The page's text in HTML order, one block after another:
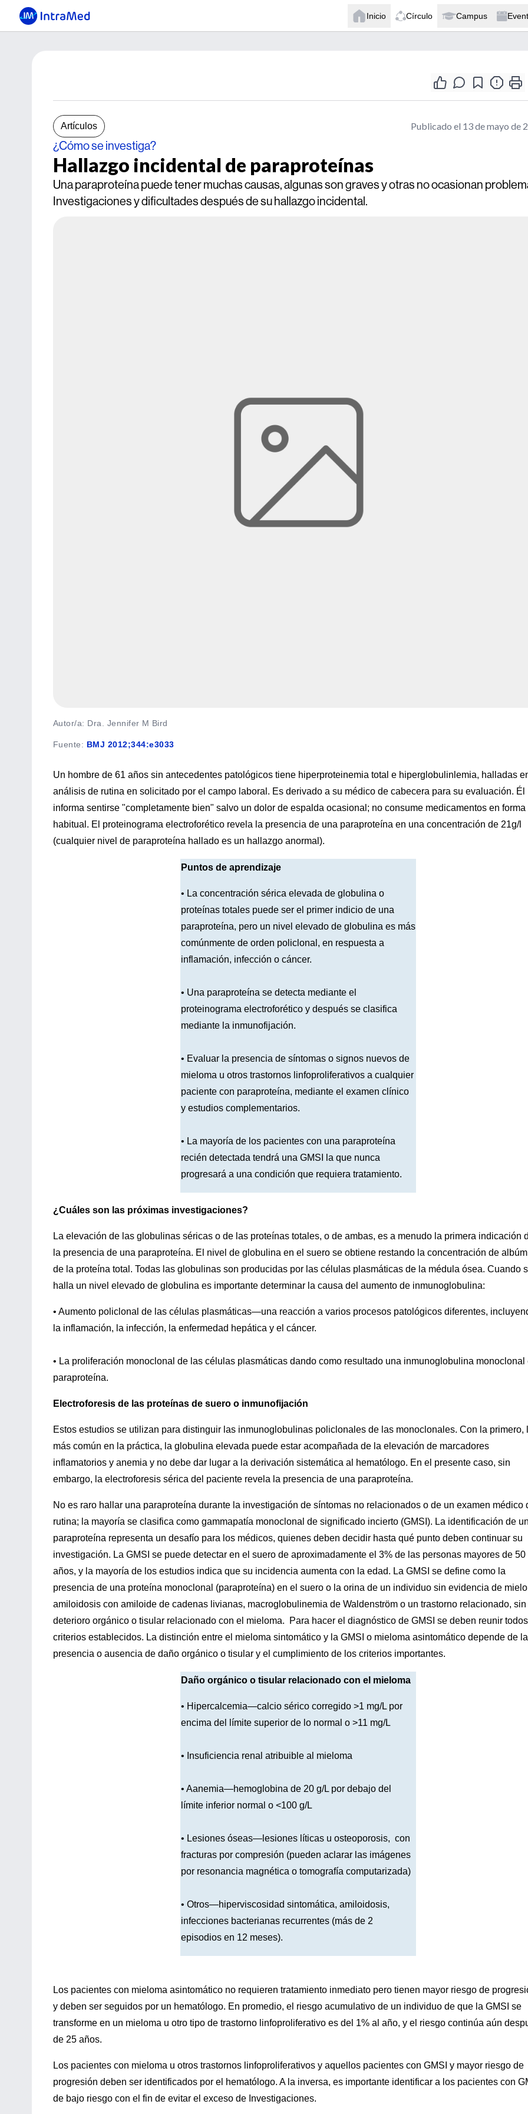
Inicio Círculo Campus
Artículos Publicado el 13 de mayo de
¿Cómo se investiga?
Hallazgo incidental de paraproteínas
Una paraproteína puede tener muchas causas, algunas son graves y otras no ocasionan
Investigaciones y dificultades después de su hallazgo incidental.
Autor/a: Dra. Jennifer M Bird
Fuente: BMJ 2012;344:e3033
Un hombre de 61 años sin antecedentes patológicos tiene hiperproteinemia total e hiperglobulinlemia, halladas
análisis de rutina en solicitado por el campo laboral. Es derivado a su médico de cabecera para su evaluación. Él
informa sentirse "completamente bien" salvo un dolor de espalda ocasional; no consume medicamentos en forma
habitual. El proteinograma electroforético revela la presencia de una paraproteína en una concentración de 21g/l
(cualquier nivel de paraproteína hallado es un hallazgo anormal).
Puntos de aprendizaje
• La concentración sérica elevada de globulina o
proteínas totales puede ser el primer indicio de una
paraproteína, pero un nivel elevado de globulina es más
comúnmente de orden policlonal, en respuesta a
inflamación, infección o cáncer.
• Una paraproteína se detecta mediante el
proteinograma electroforético y después se clasifica
mediante la inmunofijación.
• Evaluar la presencia de síntomas o signos nuevos de
mieloma u otros trastornos linfoproliferativos a cualquier
paciente con paraproteína, mediante el examen clínico
y estudios complementarios.
• La mayoría de los pacientes con una paraproteína
recién detectada tendrá una GMSI la que nunca
progresará a una condición que requiera tratamiento.
¿Cuáles son las próximas investigaciones?
La elevación de las globulinas séricas o de las proteínas totales, o de ambas, es a menudo la primera indicación
la presencia de una paraproteína. El nivel de globulina en el suero se obtiene restando la concentración de
de la proteína total. Todas las globulinas son producidas por las células plasmáticas de la médula ósea. Cuando
halla un nivel elevado de globulina es importante determinar la causa del aumento de inmunoglobulina:
• Aumento policlonal de las células plasmáticas—una reacción a varios procesos patológicos diferentes,
la inflamación, la infección, la enfermedad hepática y el cáncer.
• La proliferación monoclonal de las células plasmáticas dando como resultado una inmunoglobulina monoclonal
paraproteína.
Electroforesis de las proteínas de suero o inmunofijación
Estos estudios se utilizan para distinguir las inmunoglobulinas policlonales de las monoclonales. Con la primero,
más común en la práctica, la globulina elevada puede estar acompañada de la elevación de marcadores
inflamatorios y anemia y no debe dar lugar a la derivación sistemática al hematólogo. En el presente caso, sin
embargo, la electroforesis sérica del paciente revela la presencia de una paraproteína.
No es raro hallar una paraproteína durante la investigación de síntomas no relacionados o de un examen médico
rutina; la mayoría se clasifica como gammapatía monoclonal de significado incierto (GMSI). La identificación de
paraproteína representa un desafío para los médicos, quienes deben decidir hasta qué punto deben continuar su
investigación. La GMSI se puede detectar en el suero de aproximadamente el 3% de las personas mayores de 50
años, y la mayoría de los estudios indica que su incidencia aumenta con la edad. La GMSI se define como la
presencia de una proteína monoclonal (paraproteína) en el suero o la orina de un individuo sin evidencia de
amiloidosis con amiloide de cadenas livianas, macroglobulinemia de Waldenström o un trastorno relacionado, sin
deterioro orgánico o tisular relacionado con el mieloma. Para hacer el diagnóstico de GMSI se deben reunir
criterios establecidos. La distinción entre el mieloma sintomático y la GMSI o mieloma asintomático depende de la
presencia o ausencia de daño orgánico o tisular y el cumplimiento de los criterios importantes.
Daño orgánico o tisular relacionado con el mieloma
• Hipercalcemia—calcio sérico corregido >1 mg/L por
encima del límite superior de lo normal o >11 mg/L
• Insuficiencia renal atribuible al mieloma
• Aanemia—hemoglobina de 20 g/L por debajo del
límite inferior normal o <100 g/L
• Lesiones óseas—lesiones líticas u osteoporosis, con
fracturas por compresión (pueden aclarar las imágenes
por resonancia magnética o tomografía computarizada)
• Otros—hiperviscosidad sintomática, amiloidosis,
infecciones bacterianas recurrentes (más de 2
episodios en 12 meses).
Los pacientes con mieloma asintomático no requieren tratamiento inmediato pero tienen mayor riesgo de
y deben ser seguidos por un hematólogo. En promedio, el riesgo acumulativo de un individuo de que la GMSI se
transforme en un mieloma u otro tipo de trastorno linfoproliferativo es del 1% al año, y el riesgo continúa aún
de 25 años.
Los pacientes con mieloma u otros trastornos linfoproliferativos y aquellos pacientes con GMSI y mayor riesgo de
progresión deben ser identificados por el hematólogo. A la inversa, es importante identificar a los pacientes con
de bajo riesgo con el fin de evitar el exceso de Investigaciones.